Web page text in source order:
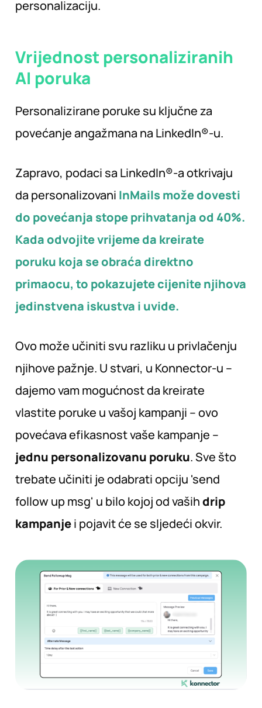
personalizaciju.
Vrijednost personaliziranih
AI poruka
Personalizirane poruke su ključne za
povećanje angažmana na LinkedIn®-u.
Zapravo, podaci sa LinkedIn®-a otkrivaju
da personalizovani InMails može dovesti
do povećanja stope prihvatanja od 40%.
Kada odvojite vrijeme da kreirate
poruku koja se obraća direktno
primaocu, to pokazujetecijenite njihova
jedinstvena iskustva i uvide.
Ovo može učiniti svu razliku u privlačenju
njihove pažnje. U stvari, u Konnector-u –
dajemo vam mogućnost da kreirate
vlastite poruke u vašoj kampanji – ovo
povećava efikasnost vaše kampanje –
jednu personalizovanu poruku. Sve što
trebate učiniti je odabrati opciju 'send
follow up msg' u bilo kojoj od vašihdrip
kampanjei pojavit će se sljedeći okvir.